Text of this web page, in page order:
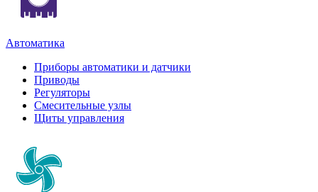
Автоматика
Приборы автоматики и датчики
Приводы
Регуляторы
Смесительные узлы
Щиты управления